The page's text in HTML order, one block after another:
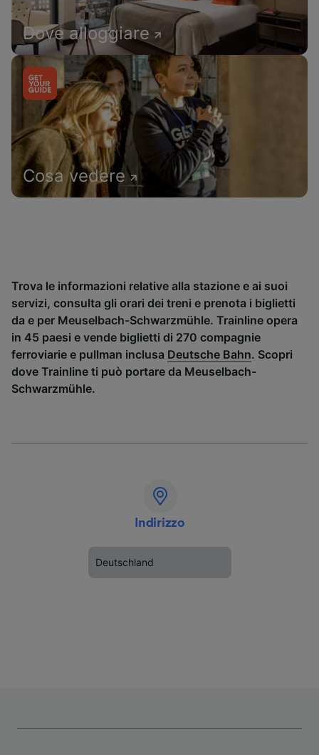
Dove alloggiare
Cosa vedere
Trova le informazioni relative alla stazione e ai suoi
servizi, consulta gli orari dei treni e prenota i biglietti
da e per Meuselbach-Schwarzmühle. Trainline opera
in 45 paesi e vende biglietti di 270 compagnie
ferroviarie e pullman inclusa Deutsche Bahn. Scopri
dove Trainline ti può portare da Meuselbach-
Schwarzmühle.
Indirizzo
Deutschland